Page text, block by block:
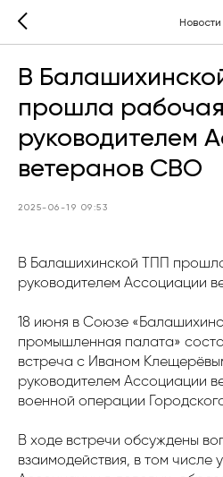
Новости
В
прошла
руководителем
ветеранов СВО
2025-06-19 09:53
В Балашихинской ТПП
руководителем Ассоциации
18 июня в Союзе
промышленная палата»
встреча с Иваном
руководителем Ассоциации
военной операции
В ходе встречи обсуждены
взаимодействия, в том числе